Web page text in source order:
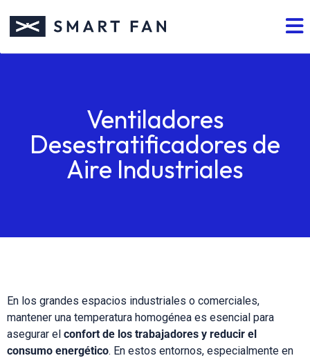
Ventiladores
Desestratificadores de
Aire Industriales
En los grandes espacios industriales o comerciales,
mantener una temperatura homogénea es esencial para
asegurar el confort de los trabajadores y reducir el
consumo energético. En estos entornos, especialmente en